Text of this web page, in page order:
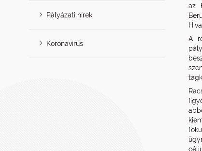
Pályázati hírek
Koronavírus
az
A